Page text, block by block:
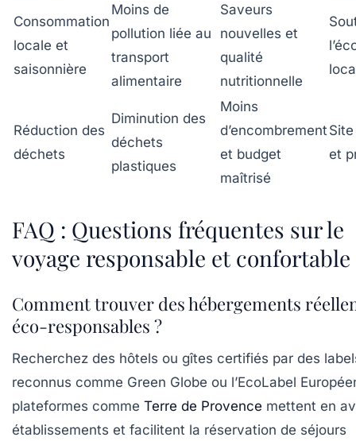
Consommation
locale et
saisonnière
Moins de
pollution liée au
transport
alimentaire
Saveurs
nouvelles et
qualité
nutritionnelle
Réduction des
déchets
Diminution des
déchets
plastiques
Moins
d’encombrement
et budget
maîtrisé
et
FAQ : Questions fréquentes sur le
voyage responsable et confortable
Comment trouver des hébergements
éco-responsables ?
Recherchez des hôtels ou gîtes certifiés par des
reconnus comme Green Globe ou l’EcoLabel
plateformes comme Terre de Provence mettent en
établissements et facilitent la réservation de séjours